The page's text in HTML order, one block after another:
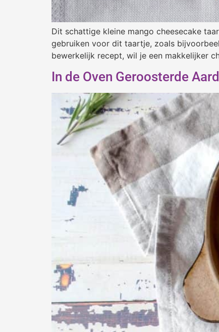
Dit schattige kleine mango cheesecake
gebruiken voor dit taartje, zoals
bewerkelijk recept, wil je een makkelijker
In de Oven Geroosterde